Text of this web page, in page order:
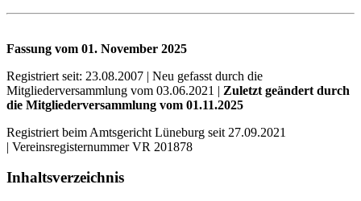
Fassung vom 01. November 2025
Registriert seit: 23.08.2007 | Neu gefasst durch die
Mitgliederversammlung vom 03.06.2021 | Zuletzt geändert durch
die Mitgliederversammlung vom 01.11.2025
Registriert beim Amtsgericht Lüneburg seit 27.09.2021
| Vereinsregisternummer VR 201878
Inhaltsverzeichnis